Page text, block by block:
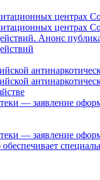
центрах
центрах
Анонс
— заявление
— заявление